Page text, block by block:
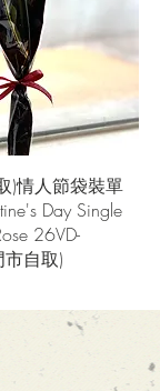
瀏覽
)情人節袋裝單
Day Single
26VD-
自取)